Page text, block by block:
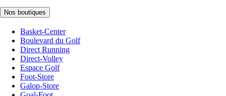
Nos boutiques
Basket-Center
Boulevard du Golf
Direct Running
Direct-Volley
Espace Golf
Foot-Store
Galop-Store